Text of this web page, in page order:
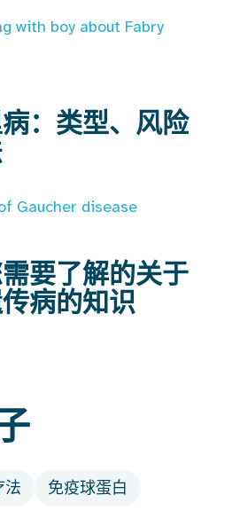
：类型、风险
要了解的关于
病的知识
法
免疫球蛋白